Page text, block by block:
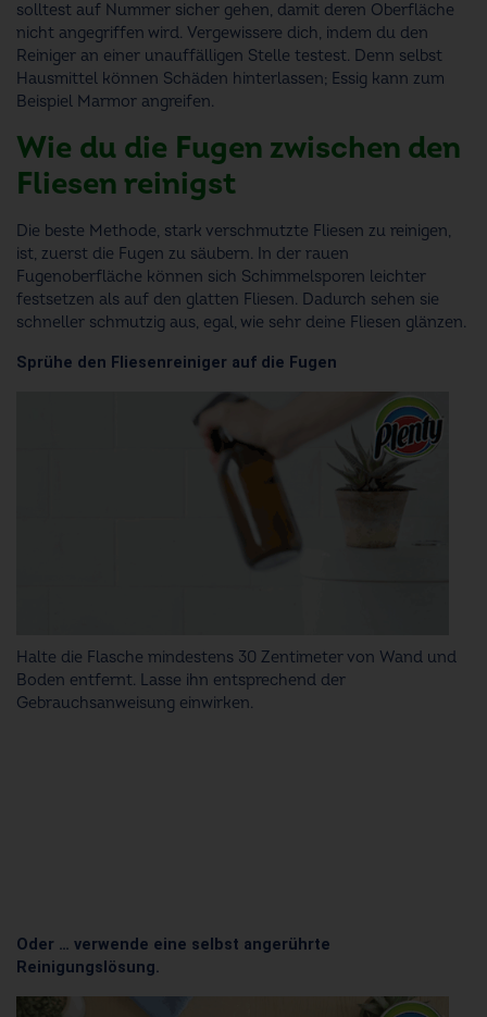
solltest auf Nummer sicher gehen, damit deren Oberfläche
nicht angegriffen wird. Vergewissere dich, indem du den
Reiniger an einer unauffälligen Stelle testest. Denn selbst
Hausmittel können Schäden hinterlassen; Essig kann zum
Beispiel Marmor angreifen.
Wie du die Fugen zwischen den
Fliesen reinigst
Die beste Methode, stark verschmutzte Fliesen zu reinigen,
ist, zuerst die Fugen zu säubern. In der rauen
Fugenoberfläche können sich Schimmelsporen leichter
festsetzen als auf den glatten Fliesen. Dadurch sehen sie
schneller schmutzig aus, egal, wie sehr deine Fliesen glänzen.
Sprühe den Fliesenreiniger auf die Fugen
Halte die Flasche mindestens 30 Zentimeter von Wand und
Boden entfernt. Lasse ihn entsprechend der
Gebrauchsanweisung einwirken.
Oder … verwende eine selbst angerührte
Reinigungslösung.